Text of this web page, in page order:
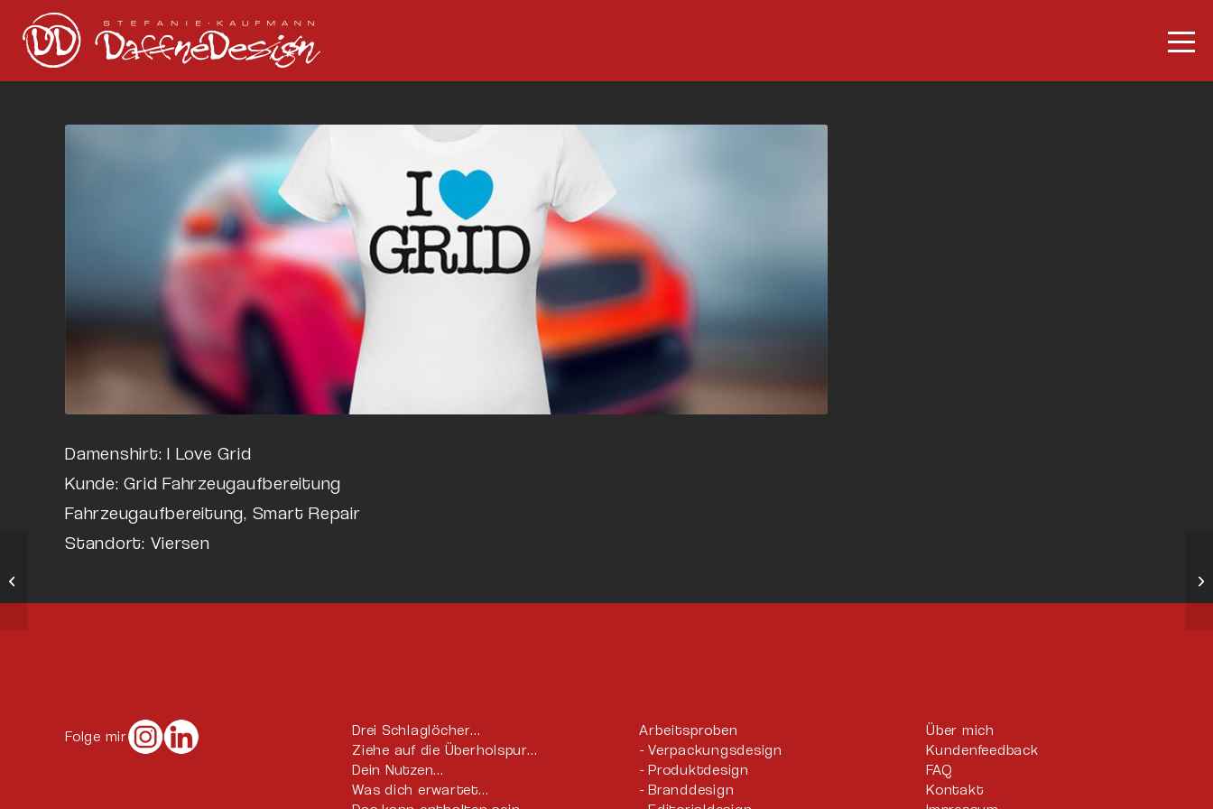
Damenshirt: I Love Grid
Kunde: Grid Fahrzeugaufbereitung
Fahrzeugaufbereitung, Smart Repair
Standort: Viersen
Folge mir
Drei Schlaglöcher…
Ziehe auf die Überholspur…
Dein Nutzen…
Was dich erwartet…
Arbeitsproben
Verpackungsdesign
Produktdesign
Branddesign
Über mich
Kundenfeedback
FAQ
Kontakt